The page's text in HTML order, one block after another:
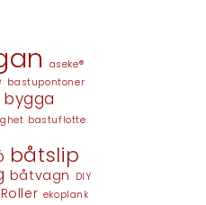
aseke®
bastupontoner
bygga
bastuflotte
båtslip
båtvagn DIY
ekoplank